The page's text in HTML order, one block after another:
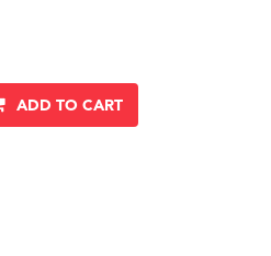
ADD TO CART